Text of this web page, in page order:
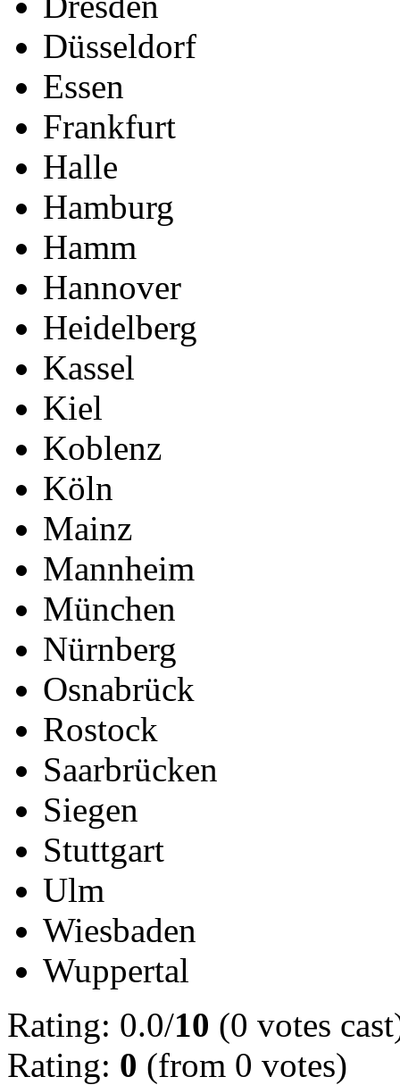
Düsseldorf
Essen
Frankfurt
Halle
Hamburg
Hamm
Hannover
Heidelberg
Kassel
Kiel
Koblenz
Köln
Mainz
Mannheim
München
Nürnberg
Osnabrück
Rostock
Saarbrücken
Siegen
Stuttgart
Ulm
Wiesbaden
Wuppertal
Rating: 0.0/10 (0 votes
Rating: 0 (from 0 votes)